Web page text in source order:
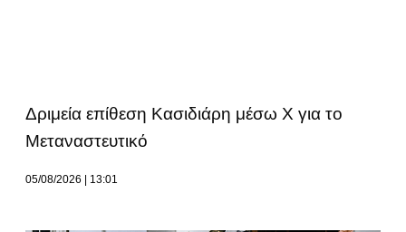
Δριμεία επίθεση Κασιδιάρη μέσω Χ για το
Μεταναστευτικό
05/08/2026 13:01